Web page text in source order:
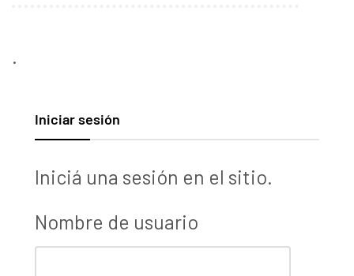
.
Iniciar sesión
Iniciá una sesión en el sitio.
Nombre de usuario